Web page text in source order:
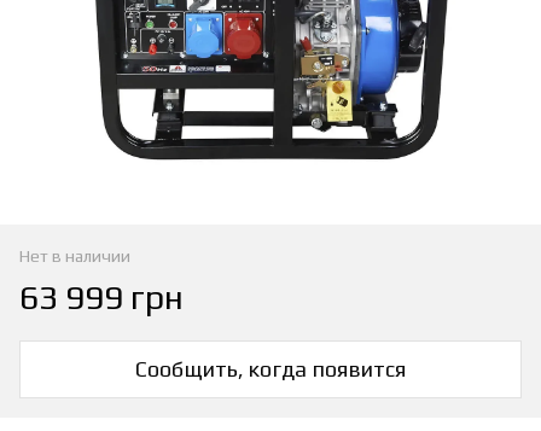
Нет в наличии
63 999 грн
Сообщить, когда появится